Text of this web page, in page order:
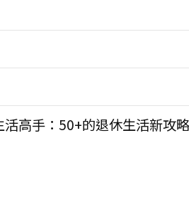
高手：50+的退休生活新攻